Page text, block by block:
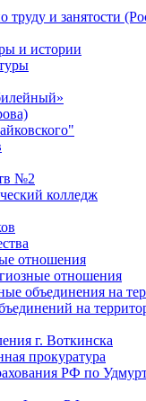
труду и занятости
и истории
№2
колледж
отношения
отношения
объединения на
на
г. Воткинска
прокуратура
РФ по